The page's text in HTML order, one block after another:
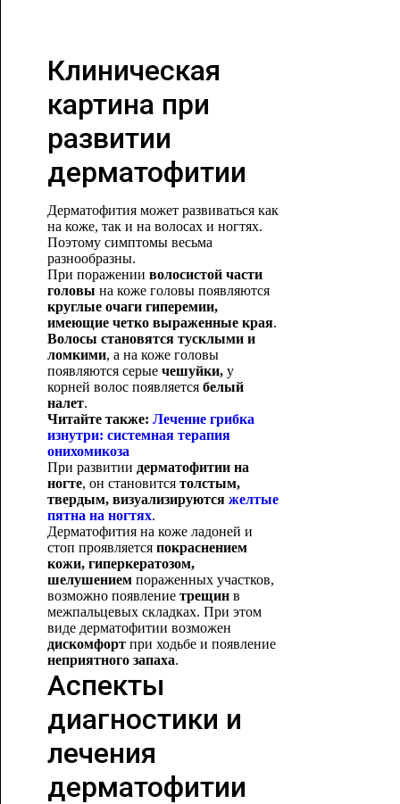
Клиническая
картина при
развитии
дерматофитии
Дерматофития может развиваться как
на коже, так и на волосах и ногтях.
Поэтому симптомы весьма
разнообразны.
При поражении волосистой части
головы на коже головы появляются
круглые очаги гиперемии,
имеющие четко выраженные края.
Волосы становятся тусклыми и
ломкими, а на коже головы
появляются серые чешуйки,у
корней волос появляется белый
налет.
Читайте также: Лечение грибка
изнутри: системная терапия
онихомикоза
При развитии дерматофитии на
ногте, он становится толстым,
твердым, визуализируются желтые
пятна на ногтях.
Дерматофития на коже ладоней и
стоп проявляется покраснением
кожи, гиперкератозом,
шелушениемпораженных участков,
возможно появление трещинв
межпальцевых складках. При этом
виде дерматофитии возможен
дискомфортпри ходьбе и появление
неприятного запаха.
Аспекты
диагностики и
лечения
дерматофитии